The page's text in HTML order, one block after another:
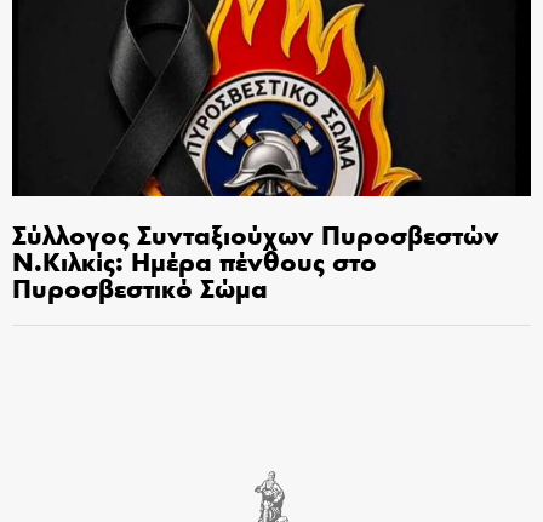
Σύλλογος Συνταξιούχων Πυροσβεστών
Ν.Κιλκίς: Ημέρα πένθους στο
Πυροσβεστικό Σώμα